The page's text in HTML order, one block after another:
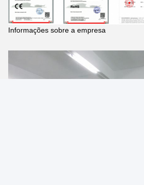
Informações sobre a empresa